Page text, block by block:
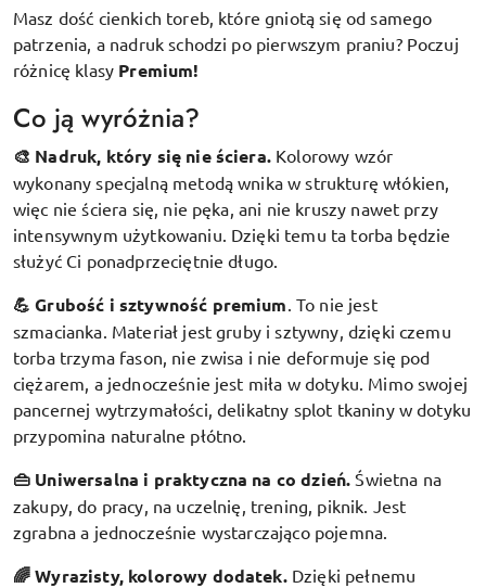
Masz dość cienkich toreb, które gniotą się od samego
patrzenia, a nadruk schodzi po pierwszym praniu? Poczuj
różnicę klasy Premium!
Co ją wyróżnia?
🎨 Nadruk, który się nie ściera. Kolorowy wzór
wykonany specjalną metodą wnika w strukturę włókien,
więc nie ściera się, nie pęka, ani nie kruszy nawet przy
intensywnym użytkowaniu. Dzięki temu ta torba będzie
służyć Ci ponadprzeciętnie długo.
💪 Grubość i sztywność premium To nie jest
szmacianka. Materiał jest gruby i sztywny, dzięki czemu
torba trzyma fason, nie zwisa i nie deformuje się pod
ciężarem, a jednocześnie jest miła w dotyku. Mimo swojej
pancernej wytrzymałości, delikatny splot tkaniny w dotyku
przypomina naturalne płótno.
👜 Uniwersalna i praktyczna na co dzień. Świetna na
zakupy, do pracy, na uczelnię, trening, piknik. Jest
zgrabna a jednocześnie wystarczająco pojemna.
🌈 Wyrazisty, kolorowy dodatek. Dzięki pełnemu